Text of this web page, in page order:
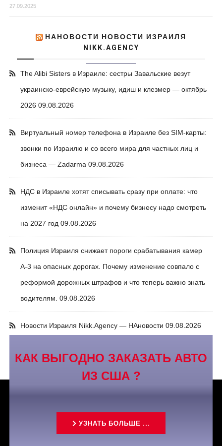
27.09.2025
НАНОВОСТИ НОВОСТИ ИЗРАИЛЯ
NIKK.AGENCY
The Alibi Sisters в Израиле: сестры Завальские везут
украинско-еврейскую музыку, идиш и клезмер — октябрь
2026 09.08.2026
Виртуальный номер телефона в Израиле без SIM-карты:
звонки по Израилю и со всего мира для частных лиц и
бизнеса — Zadarma 09.08.2026
НДС в Израиле хотят списывать сразу при оплате: что
изменит «НДС онлайн» и почему бизнесу надо смотреть
на 2027 год 09.08.2026
Полиция Израиля снижает пороги срабатывания камер
А-3 на опасных дорогах. Почему изменение совпало с
реформой дорожных штрафов и что теперь важно знать
водителям. 09.08.2026
Новости Израиля Nikk.Agency — НАновости 09.08.2026
КАК ВЫГОДНО ЗАКАЗАТЬ АВТО
ИЗ США ?
УЗНАТЬ БОЛЬШЕ ...
Связаться с нами